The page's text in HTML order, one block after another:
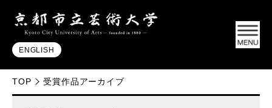
ENGLISH
TOP 受賞作品アーカイブ